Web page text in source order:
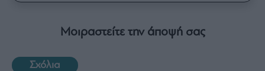
Μοιραστείτε την άποψή σας
Σχόλια